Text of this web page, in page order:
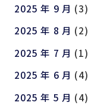
2025 年 9 月 (3)
2025 年 8 月 (2)
2025 年 7 月 (1)
2025 年 6 月 (4)
2025 年 5 月 (4)